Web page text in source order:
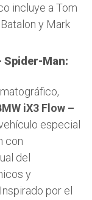
incluye a Tom
y Mark
Spider-Man:
iX3 Flow –
especial
con
del
y
por el